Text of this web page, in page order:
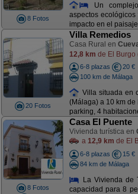
8 Fotos
Un
aspectos
impacto en el
20 Fotos
Villa Remedios
Casa Rural en
12,8 km de El Burgo
6-8 plazas
20 €
100 km de Málaga
Villa situada en
(Málaga) a 10 km
parking, 4
8 Fotos
Casa El Puente
Vivienda turística en
a 12,9 km de El
6-8 plazas
15 €
84 km de Málaga
La Vivienda de
capacidad para 8